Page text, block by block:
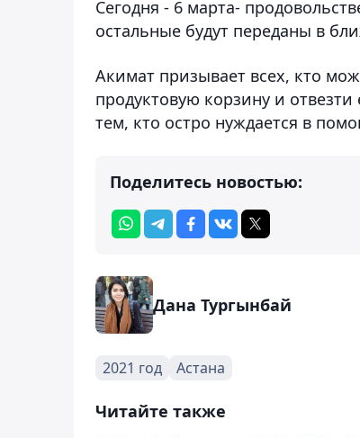
Сегодня - 6 марта-
остальные будут переданы в
Акимат призывает всех, кто
продуктовую корзину и
тем, кто остро нуждается в
Поделитесь новостью:
Дана Тургынбай
2021 год Астана
Читайте также